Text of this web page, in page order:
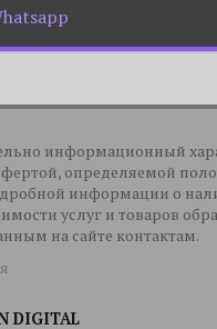
информационный
определяемой
информации о
услуг и товаров
на сайте контактам.
DIGITAL